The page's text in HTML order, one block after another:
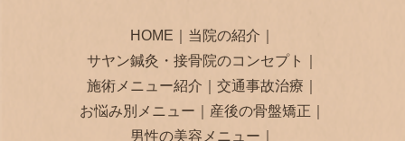
HOME 当院の紹介
サヤン鍼灸・接骨院のコンセプト
施術メニュー紹介
交通事故治療
お悩み別メニュー
産後の骨盤矯正
男性の美容メニュー